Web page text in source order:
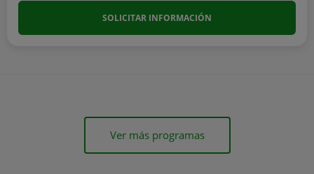
SOLICITAR INFORMACIÓN
Ver más programas